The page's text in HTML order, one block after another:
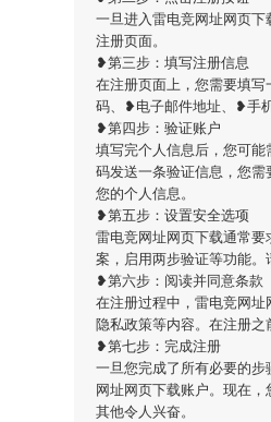
一旦进入雷电竞网址网页
注册页面。
❥第三步：填写注册信息
在注册页面上，您需要填
码、❥电子邮件地址、❥手
❥第四步：验证账户
填写完个人信息后，您可
码发送一条验证信息，您
您的个人信息。
❥第五步：设置安全选项
雷电竞网址网页下载通常
案，启用两步验证等功能。
❥第六步：阅读并同意条款
在注册过程中，雷电竞网
隐私政策等内容。在注册之
❥第七步：完成注册
一旦您完成了所有必要的
网址网页下载账户。现在
其他令人兴奋。